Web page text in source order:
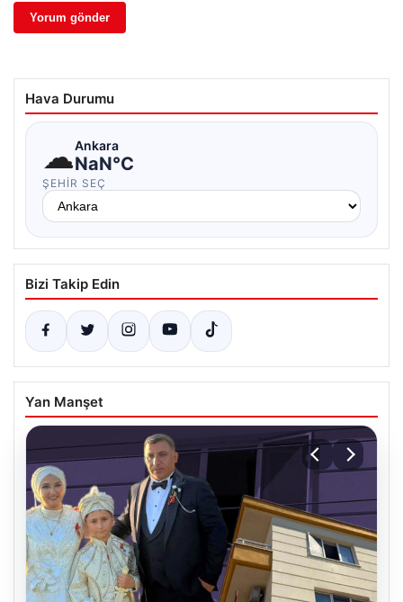
Hava Durumu
☁Ankara
NaN°C
ŞEHIR SEÇ
Bizi Takip Edin
Yan Manşet